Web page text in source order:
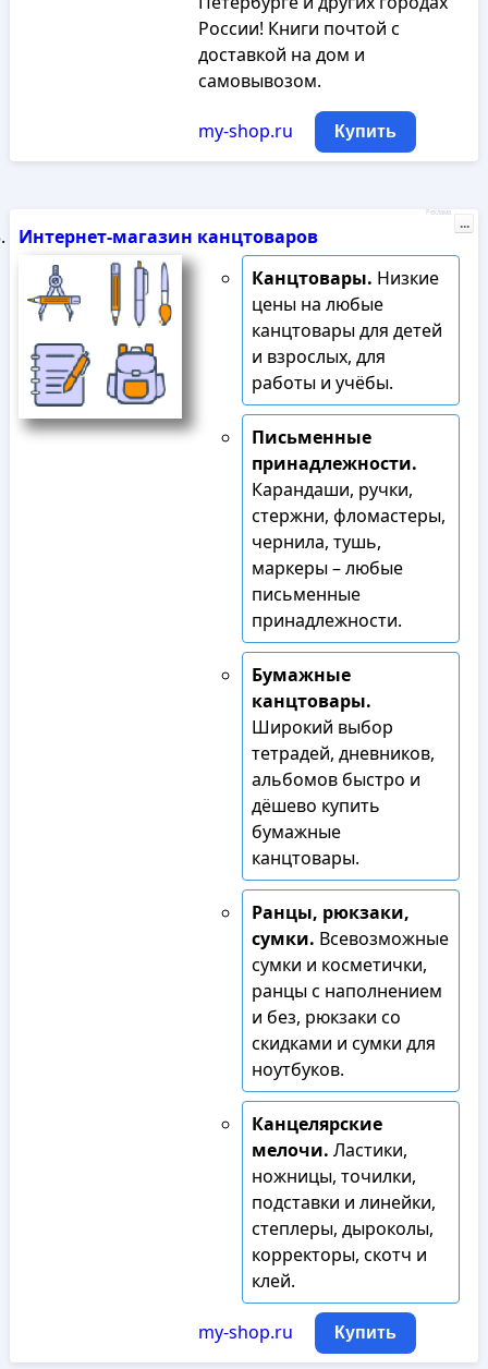
России! Книги почтой с
доставкой на дом и
самовывозом.
my-shop.ru Купить
Интернет-магазин канцтоваров
Канцтовары. Низкие
цены на любые
канцтовары для детей
и взрослых, для
работы и учёбы.
Письменные
принадлежности.
Карандаши, ручки,
стержни, фломастеры,
чернила, тушь,
маркеры – любые
письменные
принадлежности.
Бумажные
канцтовары.
Широкий выбор
тетрадей, дневников,
альбомов быстро и
дёшево купить
бумажные
канцтовары.
Ранцы, рюкзаки,
сумки. Всевозможные
сумки и косметички,
ранцы с наполнением
и без, рюкзаки со
скидками и сумки для
ноутбуков.
Канцелярские
мелочи. Ластики,
ножницы, точилки,
подставки и линейки,
степлеры, дыроколы,
корректоры, скотч и
клей.
my-shop.ru Купить
Реклама
...